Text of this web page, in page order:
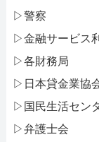
▷警察
▷金融サービス
▷各財務局
▷日本貸金業協
▷国民生活セン
▷弁護士会